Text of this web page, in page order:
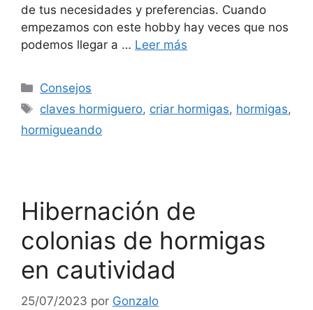
de tus necesidades y preferencias. Cuando
empezamos con este hobby hay veces que nos
podemos llegar a … Leer más
Consejos
claves hormiguero, criar hormigas, hormigas,
hormigueando
Hibernación de
colonias de hormigas
en cautividad
25/07/2023 por Gonzalo